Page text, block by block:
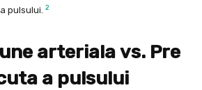
pulsului.
2
arteriala vs. Pre
a pulsului